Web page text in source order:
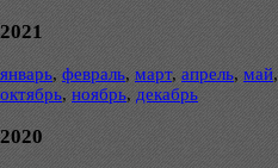
2021
январь, февраль, март, апрель, май,
октябрь, ноябрь, декабрь
2020